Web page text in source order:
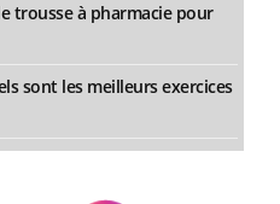
trousse à pharmacie pour
sont les meilleurs exercices